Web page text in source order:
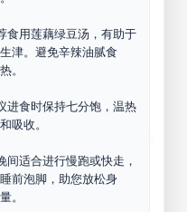
食用莲藕绿豆汤，有助于
津。避免辛辣油腻食
。
进食时保持七分饱，温热
吸收。
间适合进行慢跑或快走，
前泡脚，助您放松身
。
Membership”
Privacy
Terms